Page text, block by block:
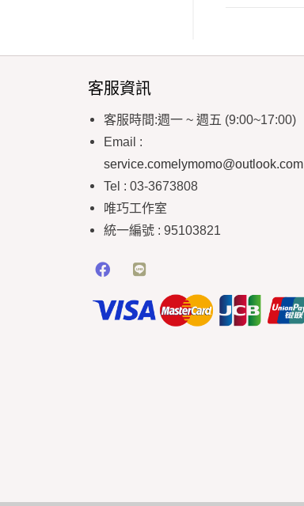
客服資訊
客服時間:週一 ~ 週五 (9:00~17:00)
Email :
service.comelymomo@outlook.com
Tel : 03-3673808
唯巧工作室
統一編號 : 95103821